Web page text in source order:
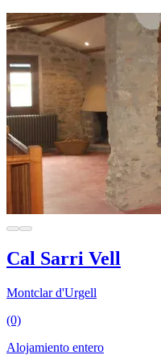
Cal Sarri Vell
Montclar d'Urgell
(0)
Alojamiento entero